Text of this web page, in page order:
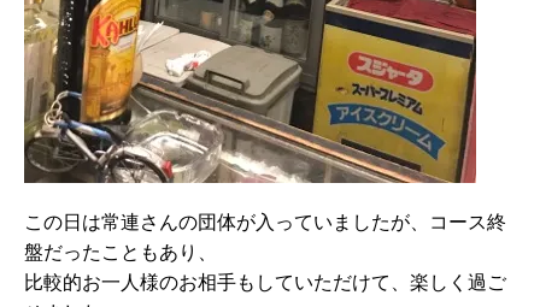
この日は常連さんの団体が入っていましたが、コース終
盤だったこともあり、
比較的お一人様のお相手もしていただけて、楽しく過ご